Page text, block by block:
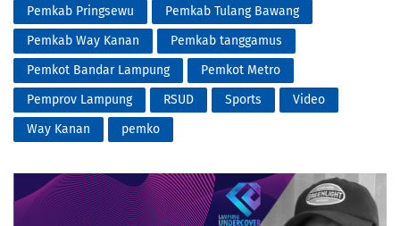
Pemkab Pringsewu
Pemkab Tulang Bawang
Pemkab Way Kanan
Pemkab tanggamus
Pemkot Bandar Lampung
Pemkot Metro
Pemprov Lampung
RSUD Sports
Video
Way Kanan
pemko